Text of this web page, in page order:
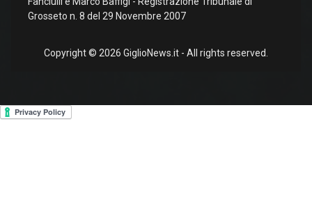
Grosseto n. 8 del 29 Novembre 2007
Copyright © 2026 GiglioNews.it - All rights reserved.